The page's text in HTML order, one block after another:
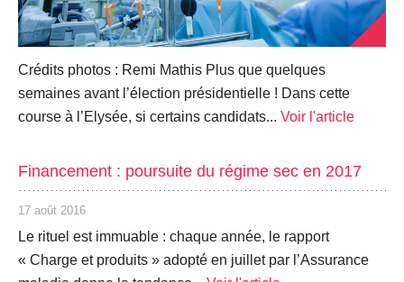
Crédits photos : Remi Mathis Plus que quelques
semaines avant l’élection présidentielle ! Dans cette
course à l’Elysée, si certains candidats... Voir l'article
Financement : poursuite du régime sec en 2017
17 août 2016
Le rituel est immuable : chaque année, le rapport
« Charge et produits » adopté en juillet par l’Assurance